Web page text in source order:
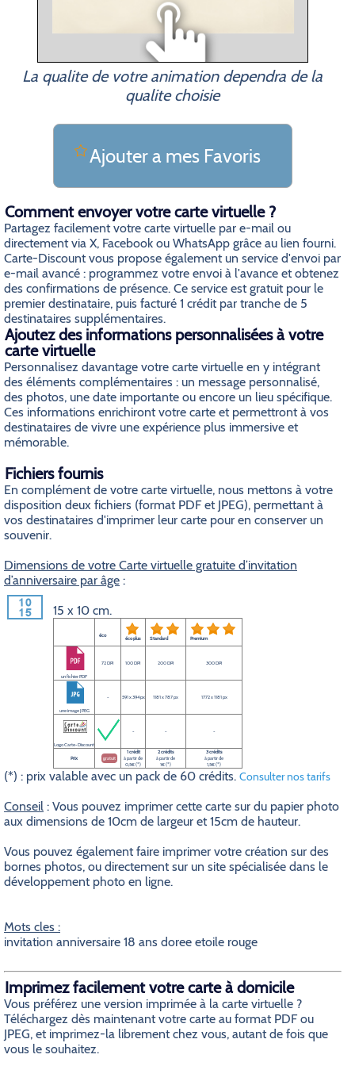
La qualite de votre animation dependra de la
qualite choisie
Ajouter a mes Favoris
Comment envoyer votre carte virtuelle ?
Partagez facilement votre carte virtuelle par e-mail ou
directement via X, Facebook ou WhatsApp grâce au lien fourni.
Carte-Discount vous propose également un service d'envoi par
e-mail avancé : programmez votre envoi à l'avance et obtenez
des confirmations de présence. Ce service est gratuit pour le
premier destinataire, puis facturé 1 crédit par tranche de 5
destinataires supplémentaires.
Ajoutez des informations personnalisées à votre
carte virtuelle
Personnalisez davantage votre carte virtuelle en y intégrant
des éléments complémentaires : un message personnalisé,
des photos, une date importante ou encore un lieu spécifique.
Ces informations enrichiront votre carte et permettront à vos
destinataires de vivre une expérience plus immersive et
mémorable.
Fichiers fournis
En complément de votre carte virtuelle, nous mettons à votre
disposition deux fichiers (format PDF et JPEG), permettant à
vos destinataires d'imprimer leur carte pour en conserver un
souvenir.
Dimensions de votre Carte virtuelle gratuite d’invitation
d’anniversaire par âge :
15 x 10 cm.
éco éco plus Standard Premium
un fichier PDF
72 DPI 100 DPI 200 DPI 300 DPI
une image JPEG
- 591 x 394 px 1181 x 787 px 1772 x 1181 px
Logo Carte-Discount
- - -
Prix gratuit
1 crédit
à partir de
0,5€ (*)
2 crédits
à partir de
1€ (*)
3 crédits
à partir de
1,5€ (*)
(*) : prix valable avec un pack de 60 crédits. Consulter nos tarifs
Conseil : Vous pouvez imprimer cette carte sur du papier photo
aux dimensions de 10cm de largeur et 15cm de hauteur.
Vous pouvez également faire imprimer votre création sur des
bornes photos, ou directement sur un site spécialisée dans le
développement photo en ligne.
Mots cles :
invitation anniversaire 18 ans doree etoile rouge
Imprimez facilement votre carte à domicile
Vous préférez une version imprimée à la carte virtuelle ?
Téléchargez dès maintenant votre carte au format PDF ou
JPEG, et imprimez-la librement chez vous, autant de fois que
vous le souhaitez.